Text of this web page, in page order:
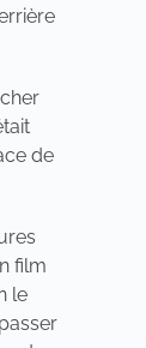
de
film
le